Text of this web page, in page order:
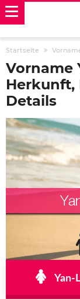
Startseite
Vorname
Herkunft,
Details
Yan-